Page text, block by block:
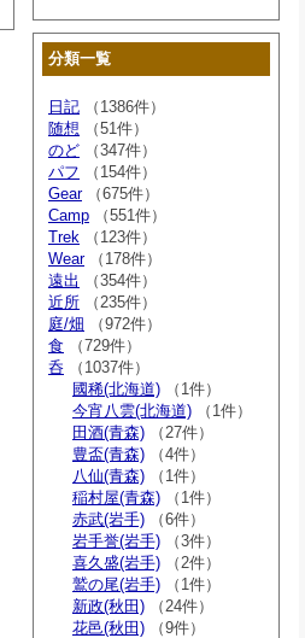
分類一覧
日記 （1386件）
随想 （51件）
のど （347件）
パフ （154件）
Gear（675件）
Camp （551件）
Trek （123件）
Wear（178件）
遠出
（354件）
近所 （235件）
庭/畑 （972件）
食 （729件）
呑 （1037件）
國稀(北海道) （1件）
今宵八雲(北海道) （1件）
田酒(青森) （27件）
豊盃(青森) （4件）
八仙(青森) （1件）
稲村屋(青森) （1件）
赤武(岩手) （6件）
岩手誉(岩手) （3件）
喜久盛(岩手) （2件）
鷲の尾(岩手) （1件）
新政(秋田) （24件）
花邑(秋田) （9件）